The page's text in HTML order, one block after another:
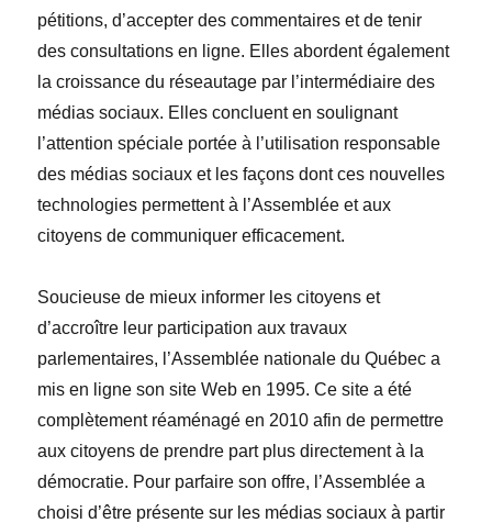
pétitions, d’accepter des commentaires et de tenir
des consultations en ligne. Elles abordent également
la croissance du réseautage par l’intermédiaire des
médias sociaux. Elles concluent en soulignant
l’attention spéciale portée à l’utilisation responsable
des médias sociaux et les façons dont ces nouvelles
technologies permettent à l’Assemblée et aux
citoyens de communiquer efficacement.
Soucieuse de mieux informer les citoyens et
d’accroître leur participation aux travaux
parlementaires, l’Assemblée nationale du Québec a
mis en ligne son site Web en 1995. Ce site a été
complètement réaménagé en 2010 afin de permettre
aux citoyens de prendre part plus directement à la
démocratie. Pour parfaire son offre, l’Assemblée a
choisi d’être présente sur les médias sociaux à partir